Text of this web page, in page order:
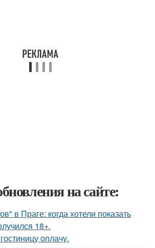
на сайте:
в Праге: когда хотели показать
18+.
оплачу.